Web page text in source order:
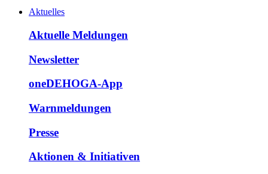
Aktuelles
Aktuelle Meldungen
Newsletter
oneDEHOGA-App
Warnmeldungen
Presse
Aktionen & Initiativen